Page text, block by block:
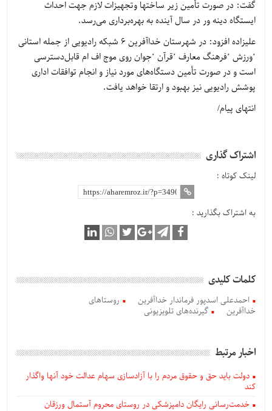
گفت: در صورت تأمین زیر ساختها وتجهیزات لازم جهت احداث
ایستگاه دینه ور در سال آینده به بهره‌برداری می‌رسد.
علیزاده افزود: در شهرستان خداآفرین ۶ شبکه رادیویی از جمله استانی
‘ورزش ‘فرهنگ معارف ‘قرآن ‘جوان روی موج اف ام قابل‌دسترسی
است و در صورت تأمین دستگاه‌های مورد نیاز و انجام توافقات اداری
پوشش رادیویی نیز بهبود و ارتقا خواهد یافت.
انتهای پیام/
اشتراک گذاری
لینک کوتاه :
به اشتراک بگذارید :
کلمات کلیدی
احمدعلی اسدپور فرماندار خداآفرین
روستاهای
خداآفرین
گیرنده‌های تلویزیونی
اخبار مرتبط
دولت باید حق و حقوق مردم را با آزادسازی سهام عدالت خود آنها واگذار
کند
خدمت‌رسانی رایگان دامپزشکی در روستای محروم آستمال ورزقان